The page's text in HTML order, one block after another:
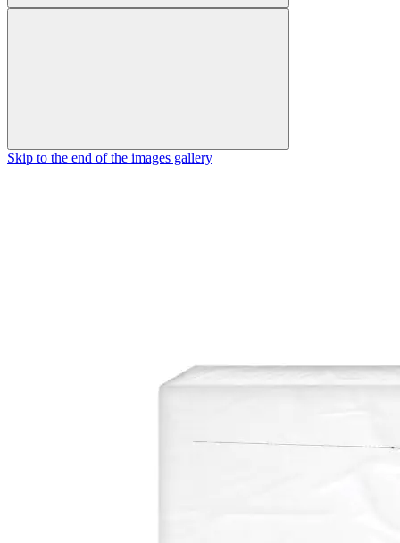
Skip to the end of the images gallery